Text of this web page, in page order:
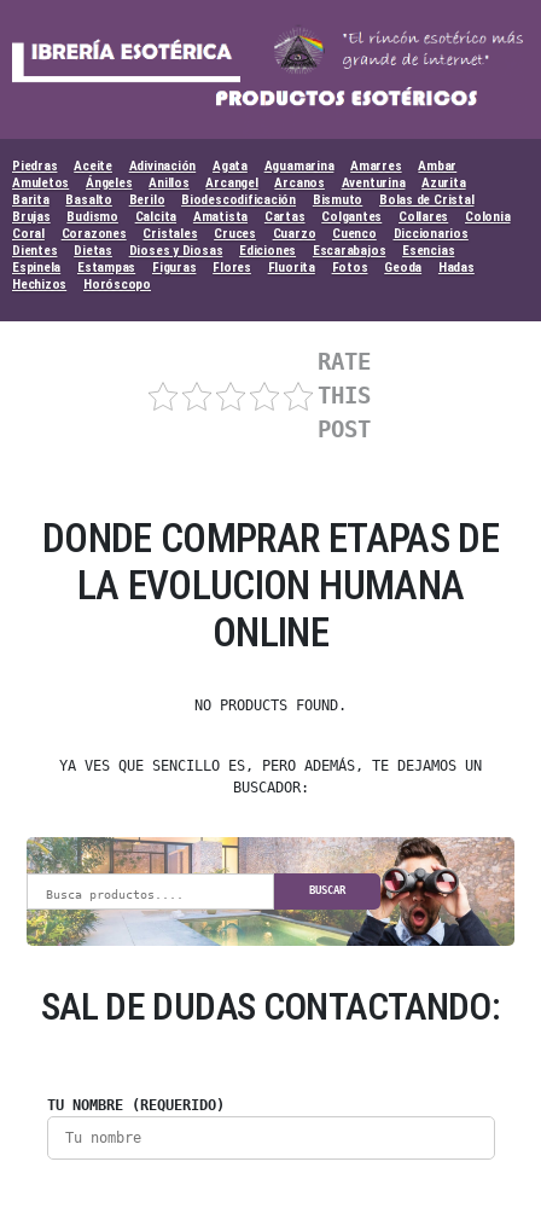
Piedras Aceite Adivinación Agata Aguamarina Amarres
Ambar
Amuletos
Ángeles Anillos Arcangel Arcanos Aventurina
Azurita
Barita
Basalto Berilo Biodescodificación Bismuto
Bolas de Cristal
Brujas
Budismo Calcita Amatista Cartas Colgantes Collares
Colonia
Coral
Corazones Cristales Cruces Cuarzo Cuenco
Diccionarios
Dientes
Dietas Dioses y Diosas Ediciones Escarabajos
Esencias
Espinela
Estampas Figuras Flores Fluorita Fotos Geoda
Hadas
Hechizos
Horóscopo
RATE
THIS
POST
DONDE COMPRAR ETAPAS DE
LA EVOLUCION HUMANA
ONLINE
NO PRODUCTS FOUND.
YA VES QUE SENCILLO ES, PERO ADEMÁS, TE DEJAMOS UN
BUSCADOR:
BUSCAR
SAL DE DUDAS CONTACTANDO:
TU NOMBRE (REQUERIDO)